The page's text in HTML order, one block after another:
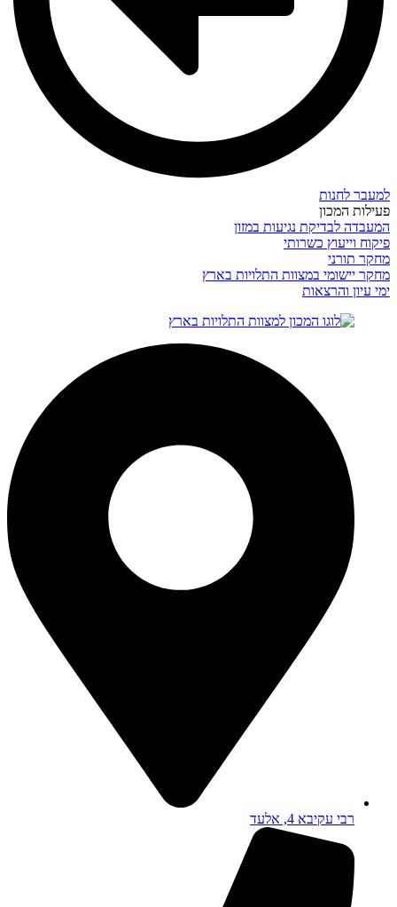
למעבר לחנות
פעילות המכון
המעבדה לבדיקת נגיעות במזון
פיקוח וייעוץ כשרותי
מחקר תורני
מחקר יישומי במצוות התלויות בארץ
ימי עיון והרצאות
רבי עקיבא 4, אלעד